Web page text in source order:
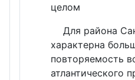
целом
Для района
характерна
повторяемость
атлантического